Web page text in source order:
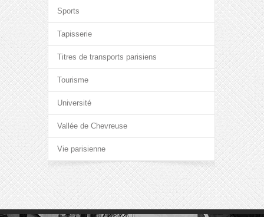
Sports
Tapisserie
Titres de transports parisiens
Tourisme
Université
Vallée de Chevreuse
Vie parisienne